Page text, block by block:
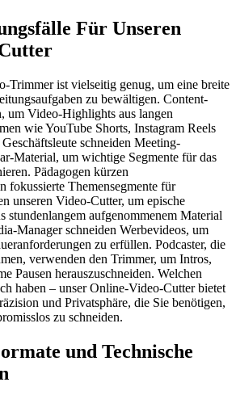
Für Unseren
Trimmer ist vielseitig genug, um eine breite
zu bewältigen. Content-
um Video-Highlights aus langen
wie YouTube Shorts, Instagram Reels
schneiden Meeting-
Material, um wichtige Segmente für das
Pädagogen kürzen
fokussierte Themensegmente für
unseren Video-Cutter, um epische
stundenlangem aufgenommenem Material
Manager schneiden Werbevideos, um
zu erfüllen. Podcaster, die
verwenden den Trimmer, um Intros,
Pausen herauszuschneiden. Welchen
haben – unser Online-Video-Cutter bietet
und Privatsphäre, die Sie benötigen,
zu schneiden.
und Technische